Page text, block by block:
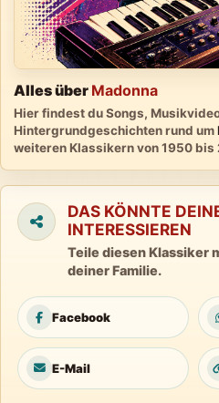
Alles über Madonna
Hier findest du Songs,
Hintergrundgeschichten rund um
weiteren Klassikern von 1950 bis
DAS KÖNNTE
INTERESSIEREN
Teile diesen Klassiker
deiner Familie.
Facebook
E-Mail